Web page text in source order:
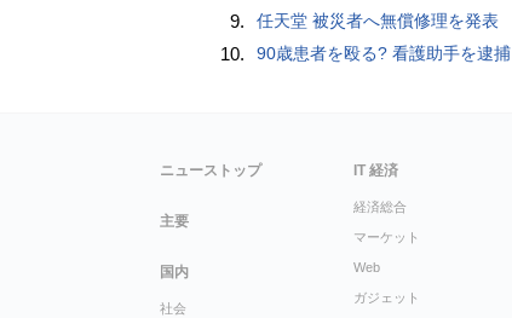
9. 任天堂 被災者へ無償修理を発表
10. 90歳患者を殴る? 看護助手を逮捕
ニューストップ
主要
国内
社会
IT 経済
経済総合
マーケット
Web
ガジェット